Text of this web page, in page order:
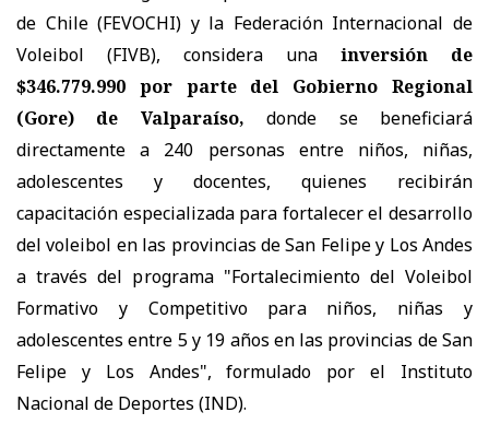
de Chile (FEVOCHI) y la Federación Internacional de
Voleibol (FIVB), considera una
inversión de
$346.779.990 por parte del Gobierno Regional
(Gore) de Valparaíso,
donde se beneficiará
directamente a 240 personas entre niños, niñas,
adolescentes y docentes, quienes recibirán
capacitación especializada para fortalecer el desarrollo
del voleibol en las provincias de San Felipe y Los Andes
a través del programa "Fortalecimiento del Voleibol
Formativo y Competitivo para niños, niñas y
adolescentes entre 5 y 19 años en las provincias de San
Felipe y Los Andes", formulado por el Instituto
Nacional de Deportes (IND).